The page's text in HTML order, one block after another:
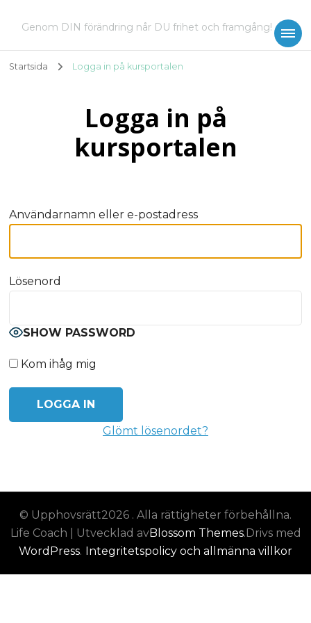
Genom DIN förändring når DU frihet och framgång!
Startsida Logga in på kursportalen
Logga in på
kursportalen
Användarnamn eller e-postadress
Lösenord
SHOW PASSWORD
Kom ihåg mig
Glömt lösenordet?
© Upphovsrätt2026 . Alla rättigheter förbehållna.
Life Coach | Utvecklad avBlossom Themes.Drivs med
WordPress. Integritetspolicy och allmänna villkor